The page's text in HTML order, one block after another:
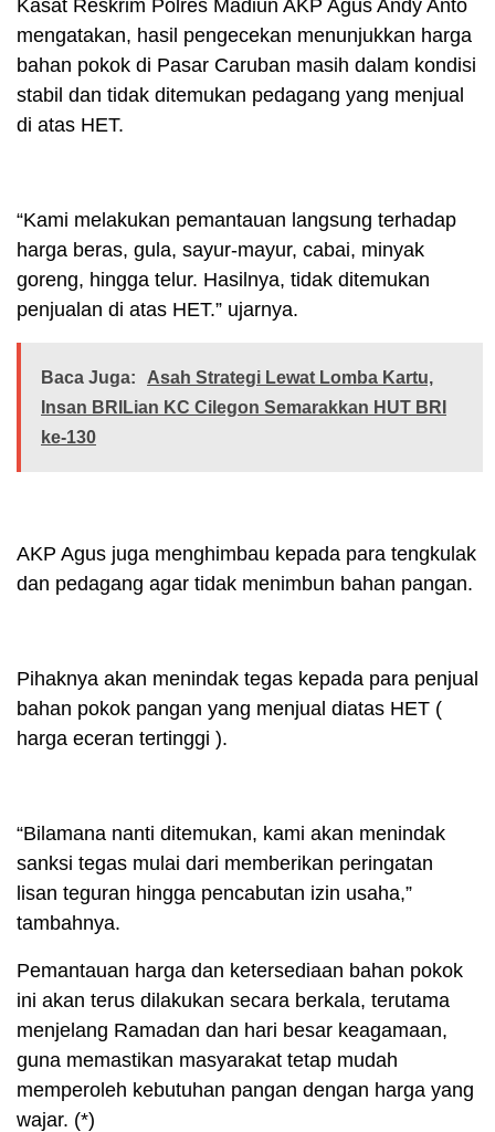
Kasat Reskrim Polres Madiun AKP Agus Andy Anto
mengatakan, hasil pengecekan menunjukkan harga
bahan pokok di Pasar Caruban masih dalam kondisi
stabil dan tidak ditemukan pedagang yang menjual
di atas HET.
“Kami melakukan pemantauan langsung terhadap
harga beras, gula, sayur-mayur, cabai, minyak
goreng, hingga telur. Hasilnya, tidak ditemukan
penjualan di atas HET.” ujarnya.
Baca Juga:
Asah Strategi Lewat Lomba Kartu,
Insan BRILian KC Cilegon Semarakkan HUT BRI
ke-130
AKP Agus juga menghimbau kepada para tengkulak
dan pedagang agar tidak menimbun bahan pangan.
Pihaknya akan menindak tegas kepada para penjual
bahan pokok pangan yang menjual diatas HET (
harga eceran tertinggi ).
“Bilamana nanti ditemukan, kami akan menindak
sanksi tegas mulai dari memberikan peringatan
lisan teguran hingga pencabutan izin usaha,”
tambahnya.
Pemantauan harga dan ketersediaan bahan pokok
ini akan terus dilakukan secara berkala, terutama
menjelang Ramadan dan hari besar keagamaan,
guna memastikan masyarakat tetap mudah
memperoleh kebutuhan pangan dengan harga yang
wajar. (*)